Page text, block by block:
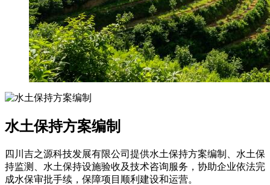
水土保持方案编制
四川吉之源科技发展有限公司提供水土保持方案编制、水土保
持监测、水土保持设施验收及技术咨询服务，协助企业依法完
成水保审批手续，保障项目顺利建设和运营。